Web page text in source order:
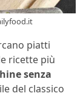
piatti
ricette più
senza
del classico